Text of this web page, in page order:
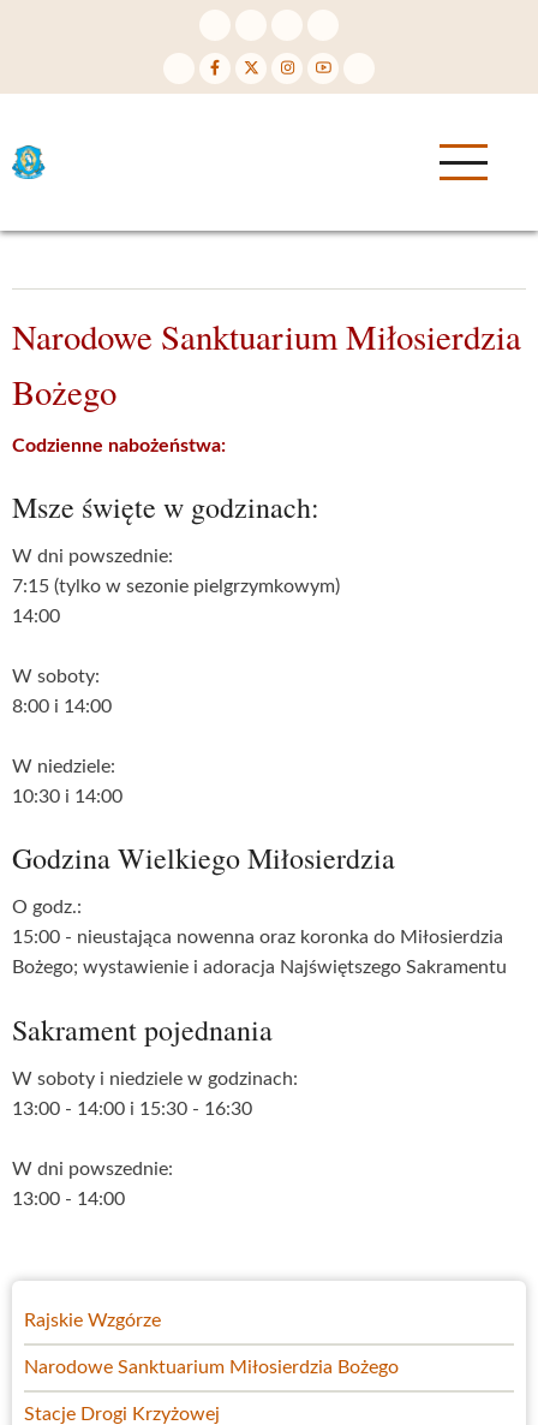
Narodowe Sanktuarium Miłosierdzia
Bożego
Codzienne nabożeństwa:
Msze święte w godzinach:
W dni powszednie:
7:15 (tylko w sezonie pielgrzymkowym)
14:00
W soboty:
8:00 i 14:00
W niedziele:
10:30 i 14:00
Godzina Wielkiego Miłosierdzia
O godz.:
15:00 - nieustająca nowenna oraz koronka do Miłosierdzia
Bożego; wystawienie i adoracja Najświętszego Sakramentu
Sakrament pojednania
W soboty i niedziele w godzinach:
13:00 - 14:00 i 15:30 - 16:30
W dni powszednie:
13:00 - 14:00
menu-
sanktuarium
Rajskie Wzgórze
Narodowe Sanktuarium Miłosierdzia Bożego
Stacje Drogi Krzyżowej